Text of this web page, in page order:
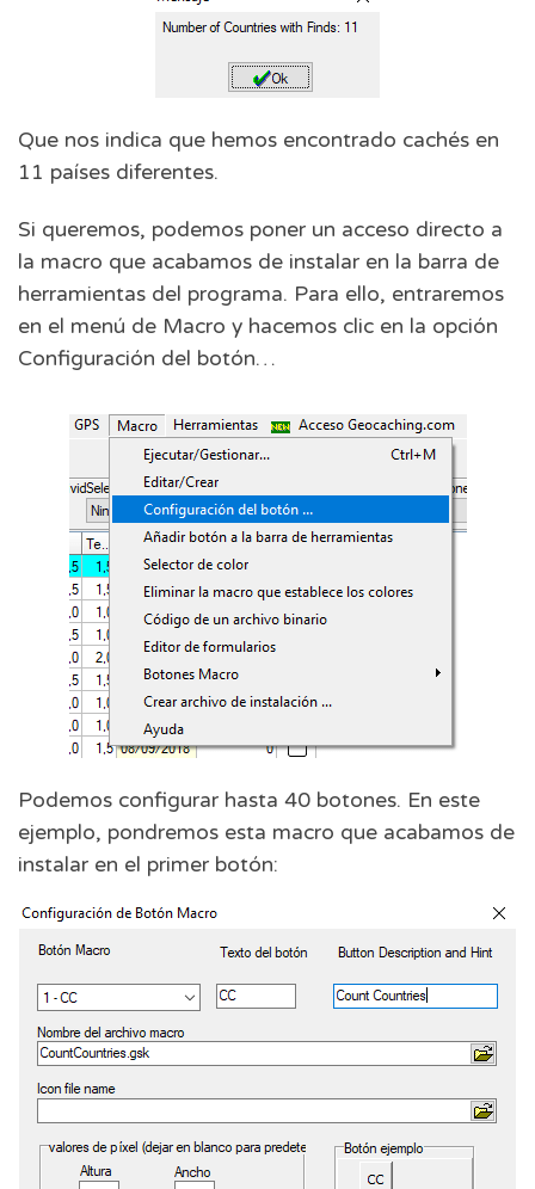
Que nos indica que hemos encontrado cachés en
11 países diferentes.
Si queremos, podemos poner un acceso directo a
la macro que acabamos de instalar en la barra de
herramientas del programa. Para ello, entraremos
en el menú de Macro y hacemos clic en la opción
Configuración del botón…
Podemos configurar hasta 40 botones. En este
ejemplo, pondremos esta macro que acabamos de
instalar en el primer botón: